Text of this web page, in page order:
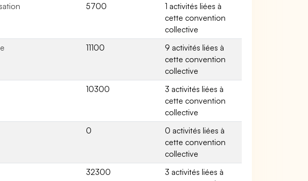
5700
1 activités liées à
cette convention
collective
11100
9 activités liées à
cette convention
collective
10300
3 activités liées à
cette convention
collective
0
0 activités liées à
cette convention
collective
32300
3 activités liées à